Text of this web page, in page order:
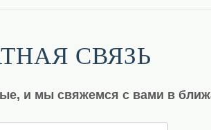
СВЯЗЬ
и мы свяжемся с вами в